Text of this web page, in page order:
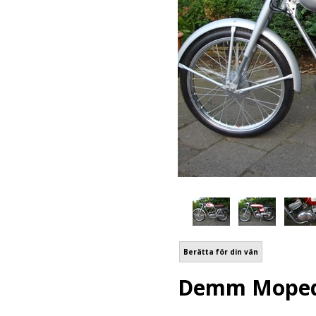
Berätta för din vän
Demm